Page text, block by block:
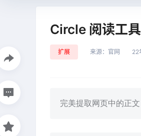
Circle 阅读工具
扩展 来源： 官网 22
完美提取网页中的正